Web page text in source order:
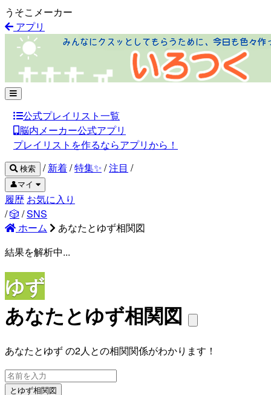
うそこメーカー
アプリ
公式プレイリスト一覧
脳内メーカー公式アプリ
プレイリストを作るならアプリから！
検索 / 新着/特集✨ /注目 /
👤マイ
履歴 お気に入り
/🎲 /SNS
ホーム
あなたとゆず相関図
結果を解析中...
ゆず
あなたとゆず相関図
あなたとゆず の2人との相関関係がわかります！
とゆず相関図